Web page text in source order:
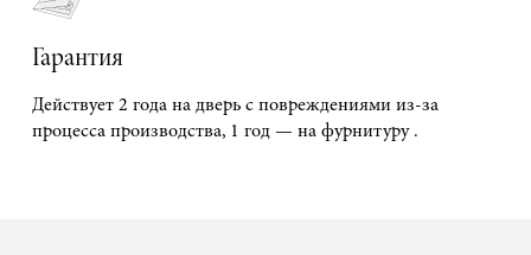
Гарантия
Действует 2 года на дверь с повреждениями из-за
процесса производства, 1 год — на фурнитуру .